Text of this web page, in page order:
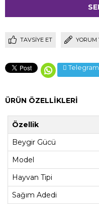
TAVSIYE ET YORUM
Telegram
ÜRÜN ÖZELLIKLERI
Özellik
Beygir Gücü
Model
Hayvan Tipi
Sağım Adedi